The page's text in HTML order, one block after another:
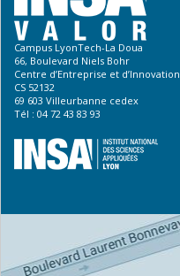
Campus LyonTech-La Doua
66, Boulevard Niels Bohr
Centre d’Entreprise et d’Innovation
CS 52132
69 603 Villeurbanne cedex
Tél : 04 72 43 83 93